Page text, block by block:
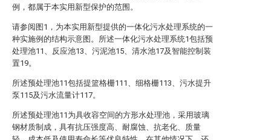
例，都属于本实用新型保护的范围。
请参阅图1，为本实用新型提供的一体化污水处理系统的一
种实施例的结构示意图。所述一体化污水处理系统1包括预
处理池11、反应池13、污泥池15、清水池17及智能控制装
置19。
所述预处理池11包括提篮格栅111、细格栅113、污水提升
泵115及污水流量计117。
所述预处理池11为具收容空间的方形水处理池，采用玻璃
钢材质制成，具有抗压强度高、耐腐蚀、抗老化、质量